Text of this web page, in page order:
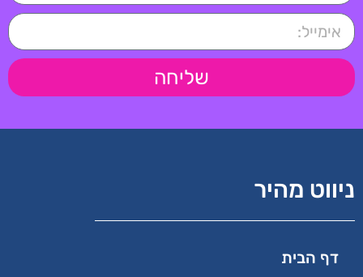
שליחה
ניווט מהיר
דף הבית